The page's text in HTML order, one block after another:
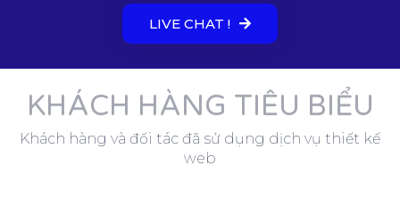
LIVE CHAT !
KHÁCH HÀNG TIÊU BIỂU
Khách hàng và đối tác đã sử dụng dịch vụ thiết kế
web